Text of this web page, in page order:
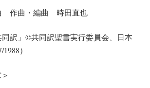
作曲・編曲 時田直也
訳」 ©︎共同訳聖書実行委員会、日本
）